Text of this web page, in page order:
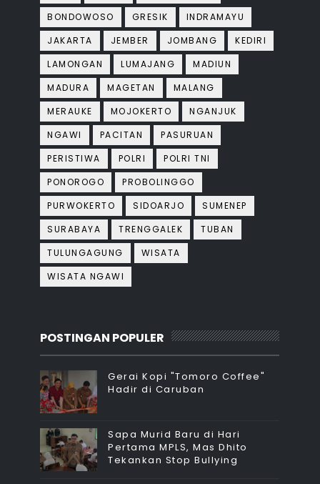
BONDOWOSO
GRESIK
INDRAMAYU
JAKARTA
JEMBER JOMBANG
KEDIRI
LAMONGAN
LUMAJANG
MADIUN
MADURA
MAGETAN
MALANG
MERAUKE
MOJOKERTO
NGANJUK
NGAWI
PACITAN
PASURUAN
PERISTIWA
POLRI
POLRI TNI
PONOROGO
PROBOLINGGO
PURWOKERTO
SIDOARJO
SUMENEP
SURABAYA
TRENGGALEK
TUBAN
TULUNGAGUNG
WISATA
WISATA NGAWI
POSTINGAN POPULER
Gerai Kopi "Tomoro Coffee"
Hadir di Caruban
Sapa Murid Baru di Hari
Pertama MPLS, Mas Dhito
Tekankan Stop Bullying